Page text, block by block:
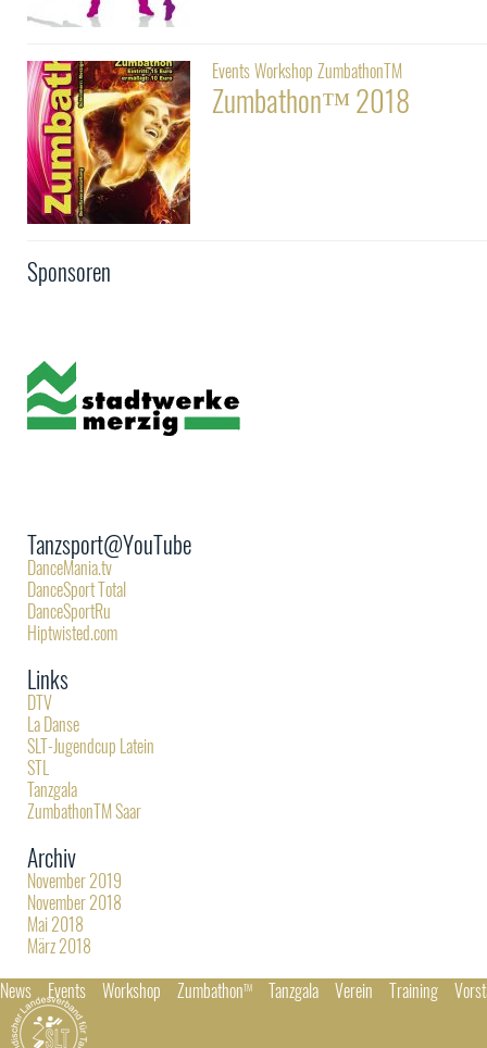
EventsWorkshop ZumbathonTM
Zumbathon™ 2018
Sponsoren
Tanzsport@YouTube
DanceMania.tv
DanceSport Total
DanceSportRu
Hiptwisted.com
Links
DTV
La Danse
SLT-Jugendcup Latein
STL
Tanzgala
ZumbathonTM Saar
Archiv
November 2019
November 2018
Mai 2018
März 2018
News
Events Tanzgala
ZumbathonTM
Workshop Verein Training